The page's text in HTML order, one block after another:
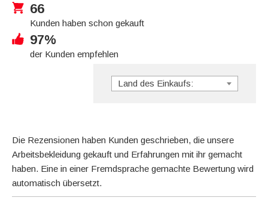
66
Kunden haben schon gekauft
97%
der Kunden empfehlen
Land des Einkaufs:
Die Rezensionen haben Kunden geschrieben, die unsere
Arbeitsbekleidung gekauft und Erfahrungen mit ihr gemacht
haben. Eine in einer Fremdsprache gemachte Bewertung wird
automatisch übersetzt.